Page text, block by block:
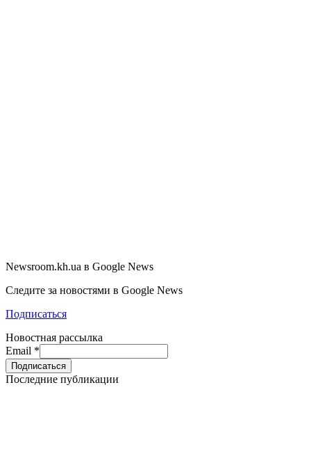
Newsroom.kh.ua в Google News
Следите за новостями в Google News
Подписаться
Новостная рассылка
Email *
Последние публикации